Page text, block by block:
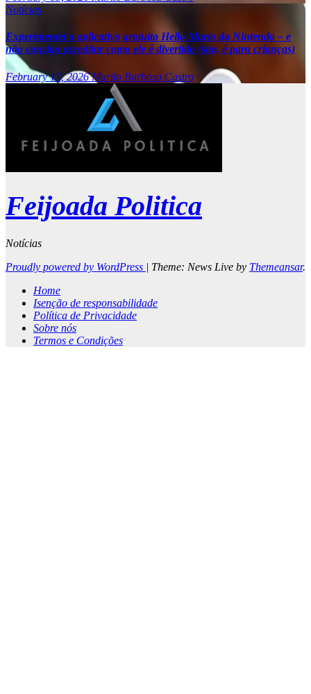
Notícias
Experimentei o aplicativo gratuito Hello Mario da Nintendo – e
não consigo acreditar como ele é divertido (sim, é para crianças)
February 13, 2026Murilo Barbosa Castro
Feijoada Politica
Notícias
Proudly powered by WordPress | Theme: News Live by Themeansar.
Home
Isenção de responsabilidade
Política de Privacidade
Sobre nós
Termos e Condições